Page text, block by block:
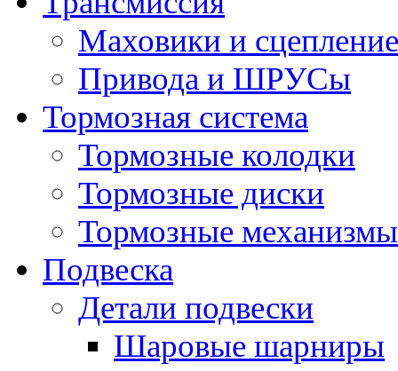
Маховики и сцепление
Привода и ШРУСы
Тормозная система
Тормозные колодки
Тормозные диски
Тормозные механизмы
Подвеска
Детали подвески
Шаровые шарниры